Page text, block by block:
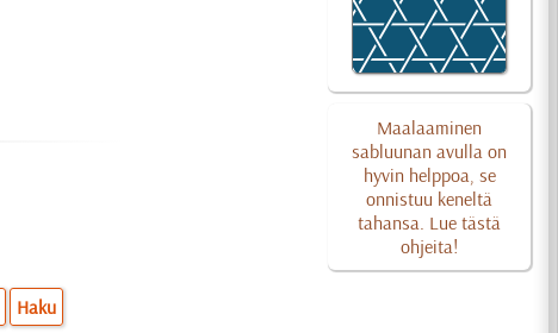
Maalaaminen
sabluunan avulla on
hyvin helppoa, se
onnistuu keneltä
tahansa. Lue tästä
ohjeita!
Haku